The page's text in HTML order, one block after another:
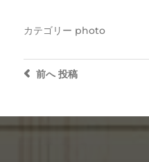
カテゴリー photo
前へ投稿